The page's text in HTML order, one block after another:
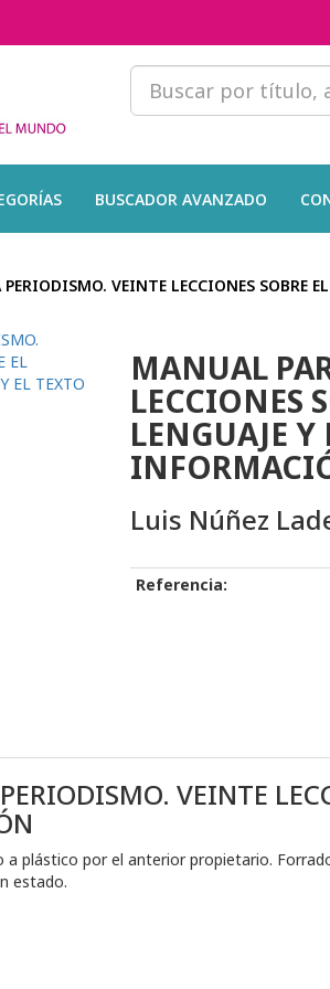
BUSCADOR AVANZADO
VEINTE LECCIONES SOBRE
MANUAL
LECCIONES
LENGUAJE Y
Luis Núñez
Referencia:
VEINTE
a plástico por el anterior propietario.
estado.